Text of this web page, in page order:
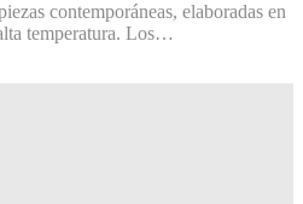
contemporáneas, elaboradas en
temperatura. Los…